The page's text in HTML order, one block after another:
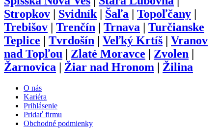
Stropkov
Svidník| Šaľa Topoľčany
Trebišov
Trenčín Trnava
Turčianske
Teplice
Tvrdošín Veľký Krtíš
Vranov
nad Topľou
Zlaté Moravce Zvolen
Žarnovica
Žiar nad Hronom Žilina
O nás
Kariéra
Prihlásenie
Pridať firmu
Obchodné podmienky